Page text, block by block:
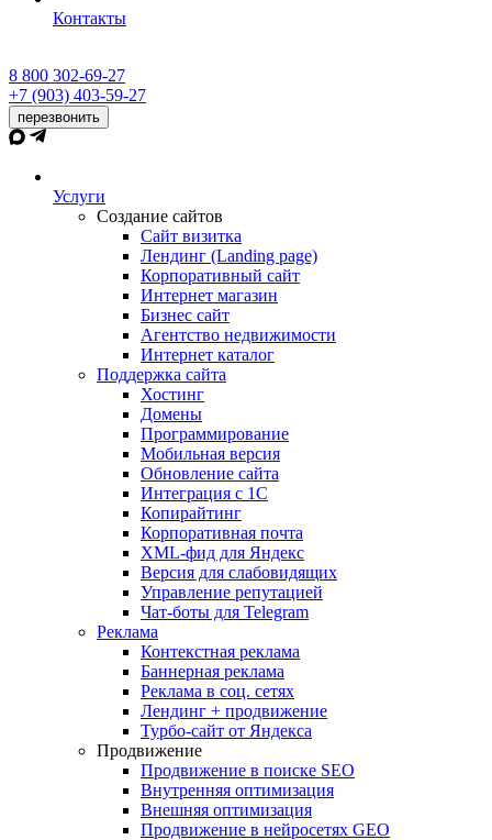
Контакты
8 800 302-69-27
+7 (903) 403-59-27
перезвонить
Услуги
Создание сайтов
Сайт визитка
Лендинг (Landing page)
Корпоративный сайт
Интернет магазин
Бизнес сайт
Агентство недвижимости
Интернет каталог
Поддержка сайта
Хостинг
Домены
Программирование
Мобильная версия
Обновление сайта
Интеграция с 1С
Копирайтинг
Корпоративная почта
XML-фид для Яндекс
Версия для слабовидящих
Управление репутацией
Чат-боты для Telegram
Реклама
Контекстная реклама
Баннерная реклама
Реклама в соц. сетях
Лендинг + продвижение
Турбо-сайт от Яндекса
Продвижение
Продвижение в поиске SEO
Внутренняя оптимизация
Внешняя оптимизация
Продвижение в нейросетях GEO